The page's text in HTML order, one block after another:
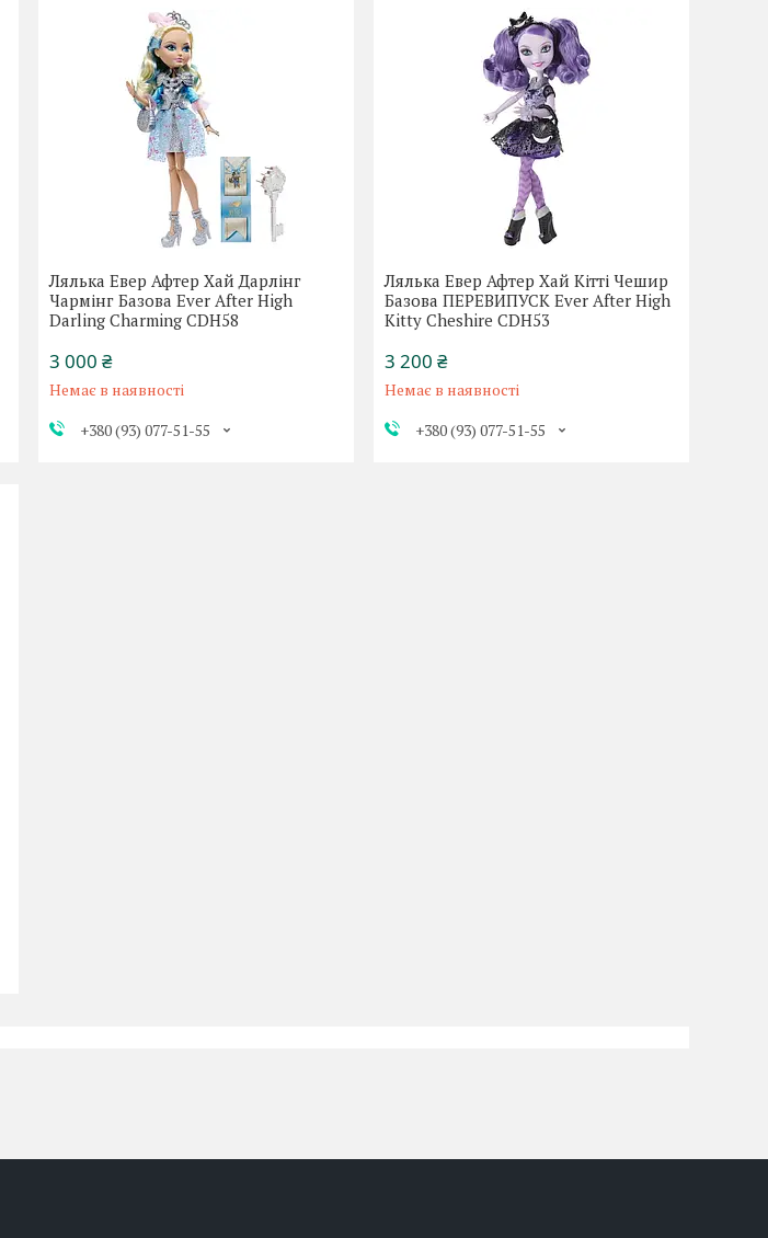
Лялька Евер Афтер Хай Дарлінг
Чармінг Базова Ever After High
Darling Charming CDH58
3 000 ₴
Немає в наявності
+380 (93) 077-51-55
Лялька Евер Афтер Хай Кітті Чешир
Базова ПЕРЕВИПУСК Ever After High
Kitty Cheshire CDH53
3 200 ₴
Немає в наявності
+380 (93) 077-51-55